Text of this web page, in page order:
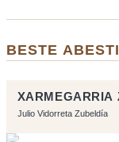
BESTE
XARMEGARRIA
Julio Vidorreta Zubeldía